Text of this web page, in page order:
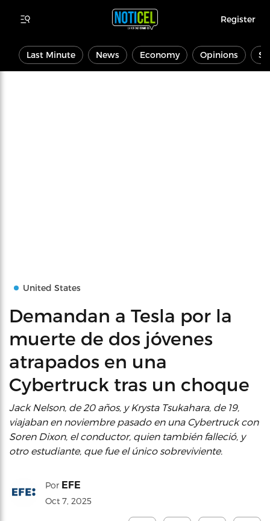
Register
Last Minute News Economy Opinions
United States
Demandan a Tesla por la
muerte de dos jóvenes
atrapados en una
Cybertruck tras un choque
Jack Nelson, de 20 años, y Krysta Tsukahara, de 19,
viajaban en noviembre pasado en una Cybertruck con
Soren Dixon, el conductor, quien también falleció, y
otro estudiante, que fue el único sobreviviente.
Por EFE
Oct 7, 2025